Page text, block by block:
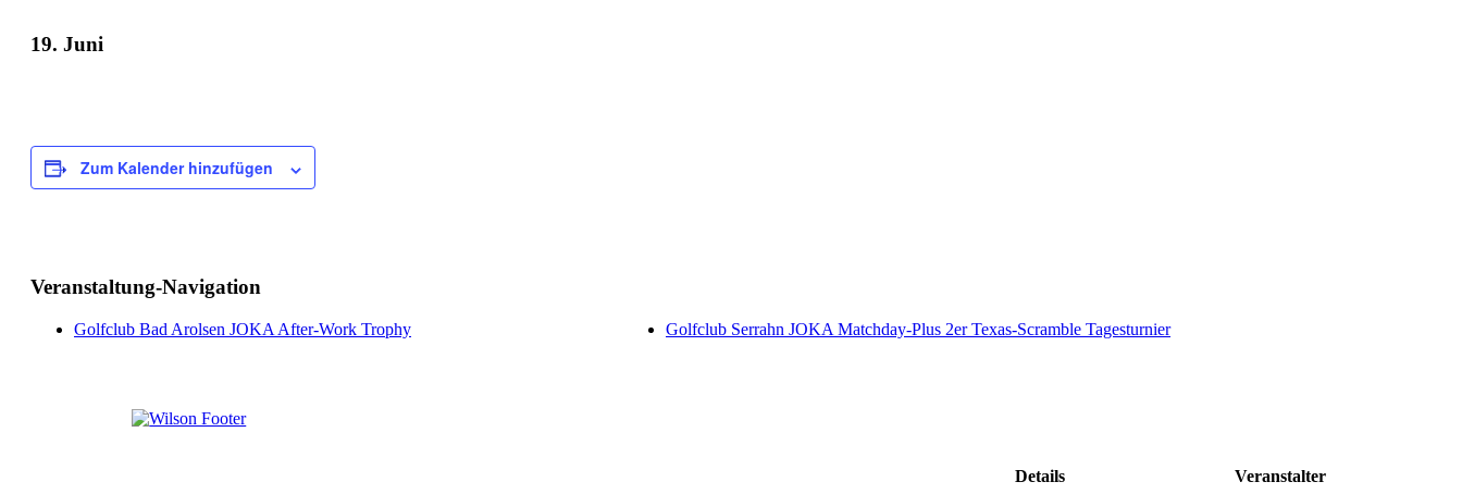
19. Juni
Zum Kalender hinzufügen
Veranstaltung-Navigation
Golfclub Bad Arolsen JOKA After-Work Trophy Golfclub Serrahn JOKA Matchday-Plus 2er Texas-Scramble Tagesturnier
Details
Veranstalter